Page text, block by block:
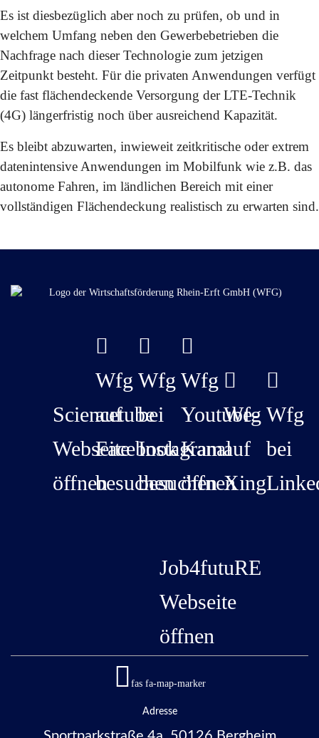
Es ist diesbezüglich aber noch zu prüfen, ob und in
welchem Umfang neben den Gewerbebetrieben die
Nachfrage nach dieser Technologie zum jetzigen
Zeitpunkt besteht. Für die privaten Anwendungen verfügt
die fast flächendeckende Versorgung der LTE-Technik
(4G) längerfristig noch über ausreichend Kapazität.
Es bleibt abzuwarten, inwieweit zeitkritische oder extrem
datenintensive Anwendungen im Mobilfunk wie z.B. das
autonome Fahren, im ländlichen Bereich mit einer
vollständigen Flächendeckung realistisch zu erwarten sind.
Sciencetube
Webseite
öffnen
Wfg
auf
Facebook
besuchen
Wfg
bei
Instagram
besuchen
Wfg
Youtube-
Kanal
öffnen
Wfg
auf
Xing
Wfg
bei
Job4futuRE
Webseite
öffnen
fas fa-map-marker
Adresse